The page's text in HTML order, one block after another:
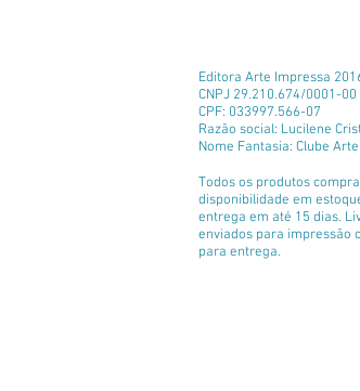
Editora Arte Impressa
CNPJ 29.210.674/0001-00
CPF: 033997.566-07
Razão social: Lucilene
Nome Fantasia: Clube
Todos os produtos
disponibilidade em
entrega em até 15 dias.
enviados para impressão
para entrega.